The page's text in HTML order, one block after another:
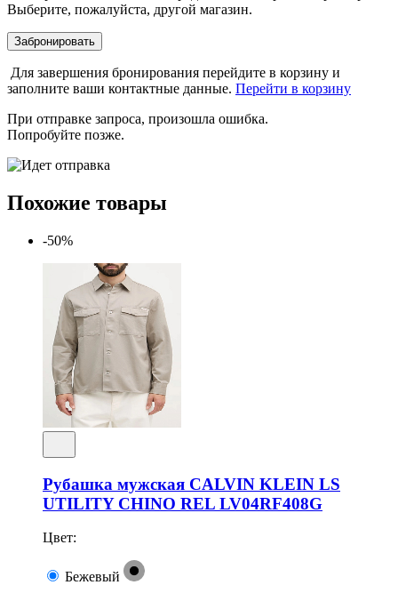
Выберите, пожалуйста, другой магазин.
Забронировать
Для завершения бронирования перейдите в корзину и
заполните ваши контактные данные. Перейти в корзину
При отправке запроса, произошла ошибка.
Попробуйте позже.
Похожие товары
-50%
Рубашка мужская CALVIN KLEIN LS
UTILITY CHINO REL LV04RF408G
Цвет:
Бежевый